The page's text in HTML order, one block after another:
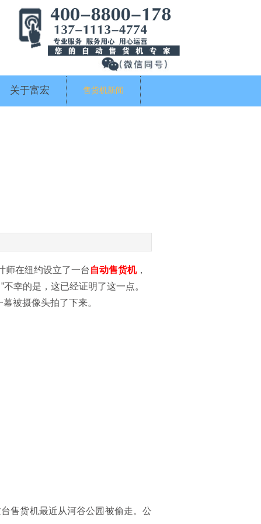
关于富宏 售货机新闻
师在纽约设立了一台 自动售货机，
”不幸的是，这已经证明了这一点。
幕被摄像头拍了下来。
售货机最近从河谷公园 被偷走。公